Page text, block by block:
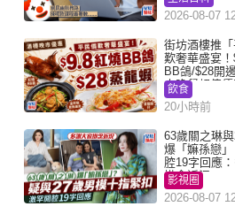
課程唔會蝕...
2026-08-07
街坊酒樓推「
歎奢華盛宴
BB鴿/$28開
大晚餐超值優
飲食
20小時前
63歲關之琳
爆「嫲孫戀
腔19字回應
掛念近況
影視圈
2026-08-07